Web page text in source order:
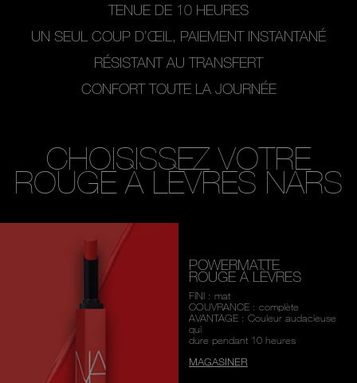
TENUE DE 10 HEURES
UN SEUL COUP D’ŒIL, PAIEMENT INSTANTANÉ
RÉSISTANT AU TRANSFERT
CONFORT TOUTE LA JOURNÉE
CHOISISSEZ VOTRE
ROUGE À LÈVRES NARS
POWERMATTE
ROUGE À LÈVRES
FINI : mat
COUVRANCE : complète
AVANTAGE : Couleur audacieuse
qui
dure pendant 10 heures
MAGASINER